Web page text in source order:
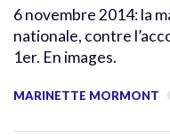
6 novembre 2014: la
nationale, contre
1er. En images.
MARINETTE MORMONT